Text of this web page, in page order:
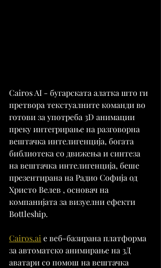
Cairos AI - бугарската алатка што ги
претвора текстуалните команди во
готови за употреба 3D анимации
преку интегрирање на разговорна
вештачка интелигенција, богата
библиотека со движења и синтеза
на вештачка интелигенција, беше
презентирана на Радио Софија од
Христо Велев , основач на
компанијата за визуелни ефекти
Bottleship.
Cairos.ai е веб-базирана платформа
за автоматско анимирање на 3Д
аватари со помош на вештачка